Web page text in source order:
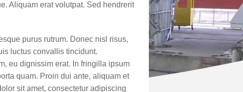
Aliquam erat volutpat. Sed hendrerit
purus rutrum. Donec nisl risus,
luctus convallis tincidunt.
eu dignissim erat. In fringilla ipsum
quam. Proin dui ante, aliquam et
sit amet, consectetur adipiscing